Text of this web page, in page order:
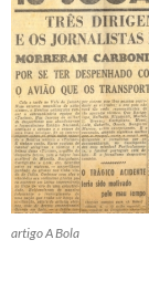
artigo A Bola